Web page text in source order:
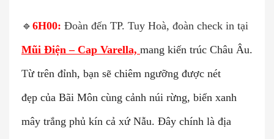
🔹 6H00: Đoàn đến TP. Tuy Hoà, đoàn check in tại
Mũi Điện – Cap Varella, mang kiến trúc Châu Âu.
Từ trên đỉnh, bạn sẽ chiêm ngưỡng được nét
đẹp của Bãi Môn cùng cảnh núi rừng, biển xanh
mây trắng phủ kín cả xứ Nẫu. Đây chính là địa